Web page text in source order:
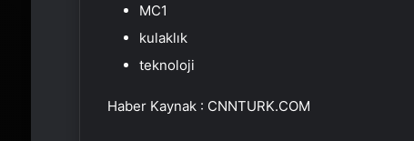
MC1
kulaklık
teknoloji
Haber Kaynak : CNNTURK.COM